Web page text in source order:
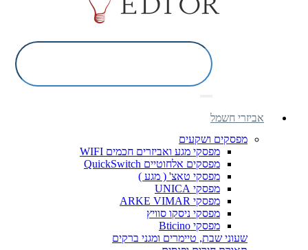
אביזרי חשמל
מפסקים ושקעים
מפסקי מגע ואביזרים חכמים WIFI
מפסקים אלחוטיים QuickSwitch
מפסקי טאצ' ( מגע )
מפסקי UNICA
מפסקי ARKE VIMAR
מפסקי ניסקו סוויץ
מפסקי Bticino
שעוני שבת, טיימרים ומגני ברקים